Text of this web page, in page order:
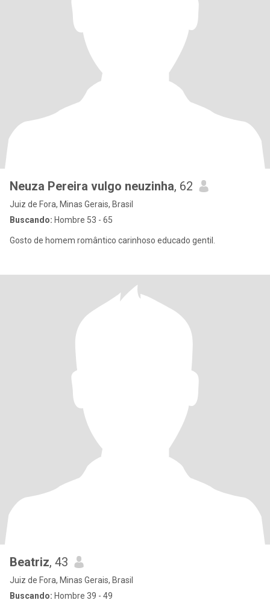
Neuza Pereira vulgo neuzinha, 62
Juiz de Fora, Minas Gerais, Brasil
Buscando: Hombre 53 - 65
Gosto de homem romântico carinhoso educado gentil.
Beatriz, 43
Juiz de Fora, Minas Gerais, Brasil
Buscando: Hombre 39 - 49